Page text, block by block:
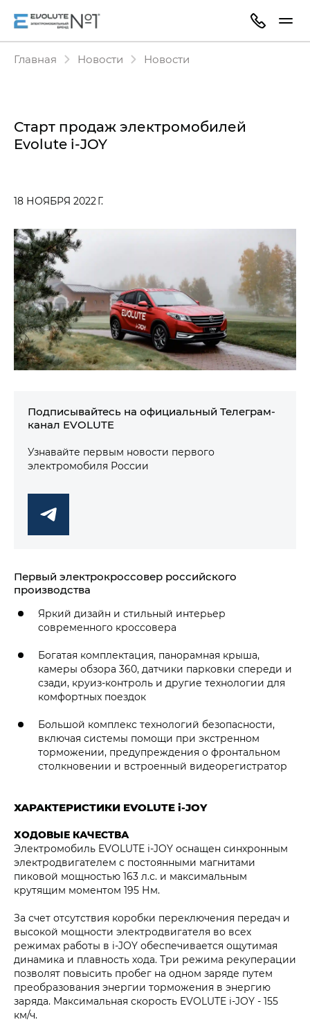
Главная Новости Новости
Старт продаж электромобилей
Evolute i‑JOY
18 НОЯБРЯ 2022 Г.
Подписывайтесь на официальный Телеграм-
канал EVOLUTE
Узнавайте первым новости первого
электромобиля России
Первый электрокроссовер российского
производства
Яркий дизайн и стильный интерьер
современного кроссовера
Богатая комплектация, панорамная крыша,
камеры обзора 360, датчики парковки спереди и
сзади, круиз-контроль и другие технологии для
комфортных поездок
Большой комплекс технологий безопасности,
включая системы помощи при экстренном
торможении, предупреждения о фронтальном
столкновении и встроенный видеорегистратор
ХАРАКТЕРИСТИКИ EVOLUTE i‑JOY
ХОДОВЫЕ КАЧЕСТВА
Электромобиль EVOLUTE i‑JOY оснащен синхронным
электродвигателем с постоянными магнитами
пиковой мощностью 163 л.с. и максимальным
крутящим моментом 195 Нм.
За счет отсутствия коробки переключения передач и
высокой мощности электродвигателя во всех
режимах работы в i‑JOY обеспечивается ощутимая
динамика и плавность хода. Три режима рекуперации
позволят повысить пробег на одном заряде путем
преобразования энергии торможения в энергию
заряда. Максимальная скорость EVOLUTE i‑JOY - 155
км/ч.